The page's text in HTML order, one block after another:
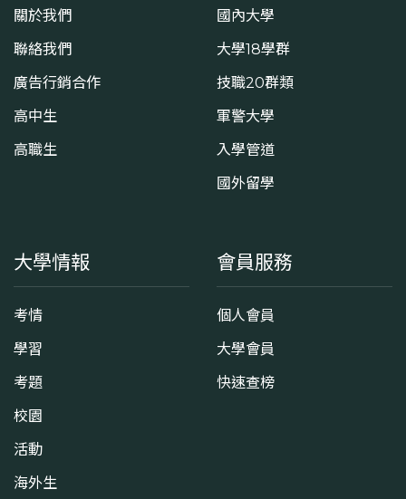
關於我們
聯絡我們
廣告行銷合作
高中生
高職生
國內大學
大學18學群
技職20群類
軍警大學
入學管道
國外留學
大學情報
考情
學習
考題
校園
活動
海外生
會員服務
個人會員
大學會員
快速查榜